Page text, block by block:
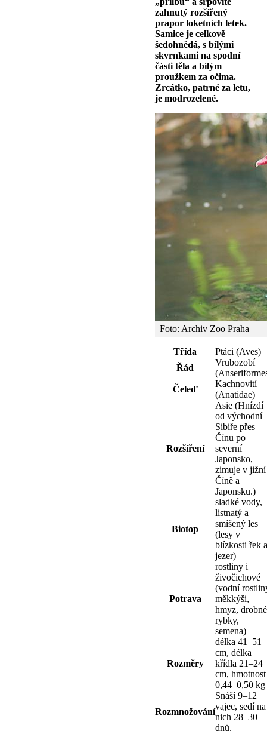
zahnutý rozšířený
prapor loketních letek.
Samice je celkově
šedohnědá, s bílými
skvrnkami na spodní
části těla a bílým
proužkem za očima.
Zrcátko, patrné za letu,
je modrozelené.
Foto: Archiv Zoo Praha
Třída
Ptáci (Aves)
Řád
Vrubozobí
Čeleď
Kachnovití
(Anatidae)
Rozšíření
Asie (Hnízdí
od východní
Sibiře přes
Čínu po
severní
Japonsko,
zimuje v jižní
Číně a
Japonsku.)
Biotop
sladké vody,
listnatý a
smíšený les
(lesy v
blízkosti řek a
jezer)
Potrava
rostliny i
živočichové
(vodní
měkkýši,
hmyz, drobné
rybky,
semena)
Rozměry
délka 41–51
cm, délka
křídla 21–24
cm, hmotnost
0,44–0,50 kg
Rozmnožování
Snáší 9–12
vajec, sedí na
nich 28–30
dnů.